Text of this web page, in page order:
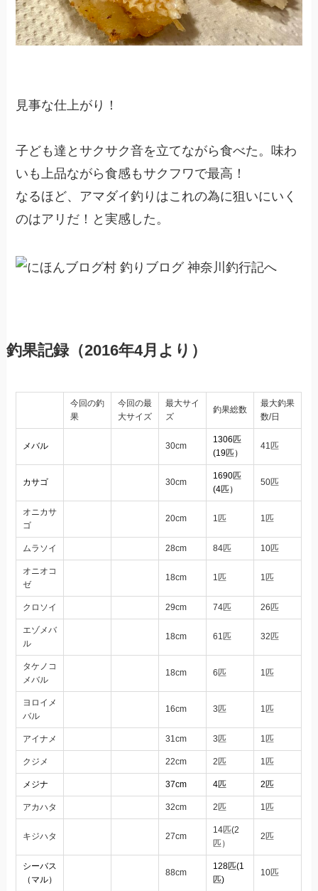
見事な仕上がり！
子ども達とサクサク音を立てながら食べた。味わ
いも上品ながら食感もサクフワで最高！
なるほど、アマダイ釣りはこれの為に狙いにいく
のはアリだ！と実感した。
釣果記録（2016年4月より）
今回の釣
果
今回の最
大サイズ
最大サイ
ズ
釣果総数
最大釣果
数/日
メバル 30cm
1306匹
(19匹）
41匹
カサゴ 30cm
1690匹
(4匹）
50匹
オニカサ
ゴ
20cm 1匹 1匹
ムラソイ 28cm 84匹 10匹
オニオコ
ゼ
18cm 1匹 1匹
クロソイ 29cm 74匹 26匹
エゾメバ
ル
18cm 61匹 32匹
タケノコ
メバル
18cm 6匹 1匹
ヨロイメ
バル
16cm 3匹 1匹
アイナメ 31cm 3匹 1匹
クジメ 22cm 2匹 1匹
メジナ 37cm 4匹 2匹
アカハタ 32cm 2匹 1匹
キジハタ 27cm
14匹(2
匹）
2匹
シーバス
（マル）
88cm
128匹(1
匹)
10匹